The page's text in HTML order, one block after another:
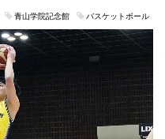
青山学院記念館 バスケットボール